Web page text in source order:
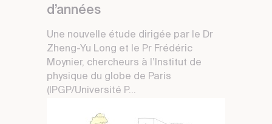
d’années
Une nouvelle étude dirigée par le Dr
Zheng-Yu Long et le Pr Frédéric
Moynier, chercheurs à l’Institut de
physique du globe de Paris
(IPGP/Université P...